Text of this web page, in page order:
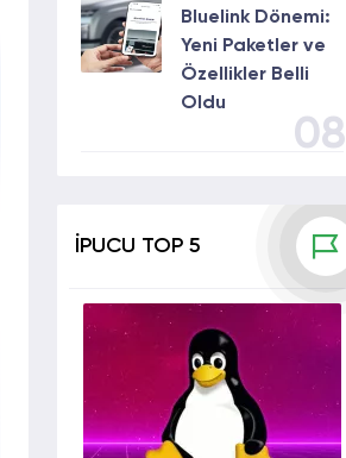
Bluelink Dönemi:
Yeni Paketler ve
Özellikler Belli
Oldu
08
İPUCU TOP 5